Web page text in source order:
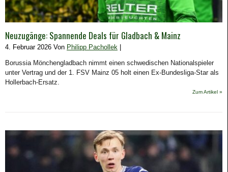
Neuzugänge: Spannende Deals für Gladbach & Mainz
4. Februar 2026 Von Philipp Pachollek
Borussia Mönchengladbach nimmt einen schwedischen Nationalspieler
unter Vertrag und der 1. FSV Mainz 05 holt einen Ex-Bundesliga-Star als
Hollerbach-Ersatz.
Zum Artikel »